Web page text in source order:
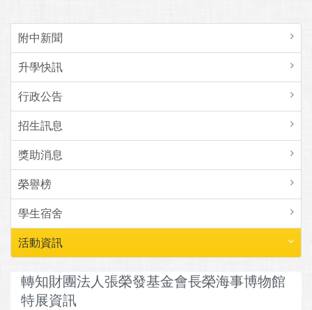
附中新聞
升學快訊
行政公告
招生訊息
獎助消息
榮譽榜
學生宿舍
活動資訊
轉知財團法人張榮發基金會長榮海事博物館
特展資訊